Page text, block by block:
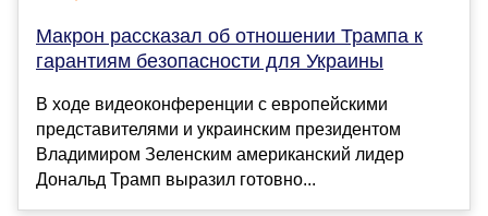
Макрон рассказал об отношении Трампа к
гарантиям безопасности для Украины
В ходе видеоконференции с европейскими
представителями и украинским президентом
Владимиром Зеленским американский лидер
Дональд Трамп выразил готовно...